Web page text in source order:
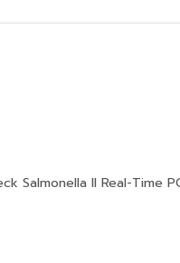
Salmonella II Real-Time